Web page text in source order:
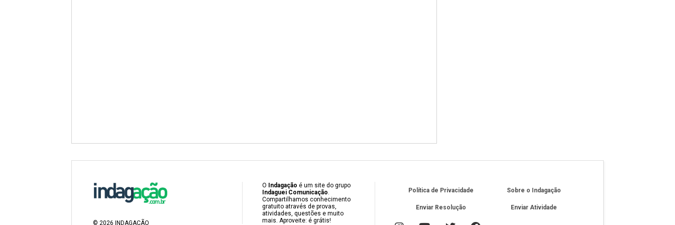
©2026 INDAGAÇÃO
O Indagação é um site do grupo
Indaguei Comunicação.
Compartilhamos conhecimento
gratuito através de provas,
atividades, questões e muito
mais. Aproveite: é grátis!
Política de Privacidade Sobre o Indagação
Enviar Resolução Enviar Atividade